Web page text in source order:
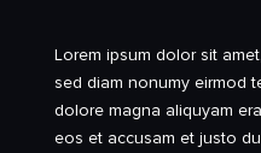
Lorem ipsum dolor sit
sed diam nonumy eirmod
dolore magna aliquyam
eos et accusam et justo